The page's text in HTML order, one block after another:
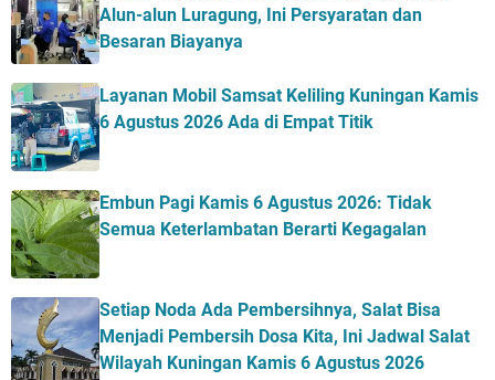
Alun-alun Luragung, Ini Persyaratan dan
Besaran Biayanya
Layanan Mobil Samsat Keliling Kuningan Kamis
6 Agustus 2026 Ada di Empat Titik
Embun Pagi Kamis 6 Agustus 2026: Tidak
Semua Keterlambatan Berarti Kegagalan
Setiap Noda Ada Pembersihnya, Salat Bisa
Menjadi Pembersih Dosa Kita, Ini Jadwal Salat
Wilayah Kuningan Kamis 6 Agustus 2026